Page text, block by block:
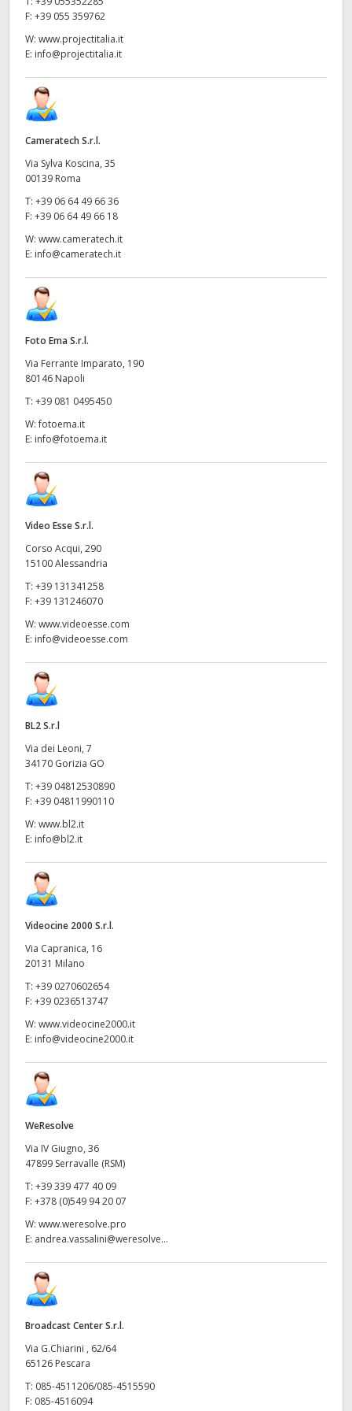
F: +39 055 359762
W: www.projectitalia.it
E: info@projectitalia.it
Cameratech S.r.l.
Via Sylva Koscina, 35
00139 Roma
T: +39 06 64 49 66 36
F: +39 06 64 49 66 18
W: www.cameratech.it
E: info@cameratech.it
Foto Ema S.r.l.
Via Ferrante Imparato, 190
80146 Napoli
T: +39 081 0495450
W:fotoema.it
E: info@fotoema.it
Video Esse S.r.l.
Corso Acqui, 290
15100 Alessandria
T: +39 131341258
F: +39 131246070
W: www.videoesse.com
E: info@videoesse.com
BL2 S.r.l
Via dei Leoni, 7
34170 Gorizia GO
T: +39 04812530890
F: +39 04811990110
W: www.bl2.it
E: info@bl2.it
Videocine 2000 S.r.l.
Via Capranica, 16
20131 Milano
T: +39 0270602654
F: +39 0236513747
W: www.videocine2000.it
E: info@videocine2000.it
WeResolve
Via IV Giugno, 36
47899 Serravalle (RSM)
T: +39 339 477 40 09
F: +378 (0)549 94 20 07
W: www.weresolve.pro
E: andrea.vassalini@weresolve...
Broadcast Center S.r.l.
Via G.Chiarini , 62/64
65126 Pescara
T: 085-4511206/085-4515590
F: 085-4516094